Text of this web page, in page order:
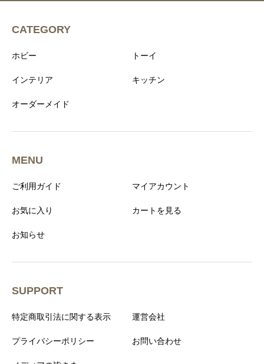
CATEGORY
ホビー トーイ
インテリア キッチン
オーダーメイド
MENU
ご利用ガイド マイアカウント
お気に入り カートを見る
お知らせ
SUPPORT
特定商取引法に関する表示 運営会社
プライバシーポリシー お問い合わせ